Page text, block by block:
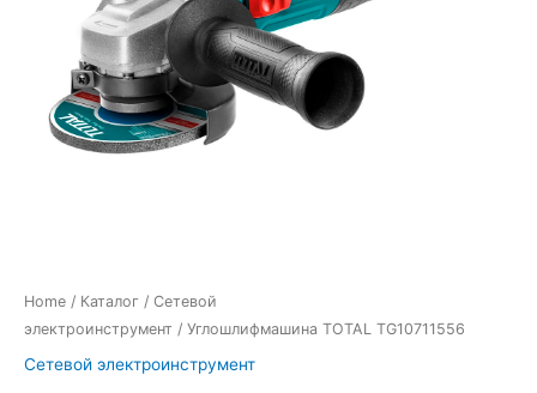
Home / Каталог / Сетевой
электроинструмент / Углошлифмашина TOTAL TG10711556
Сетевой электроинструмент